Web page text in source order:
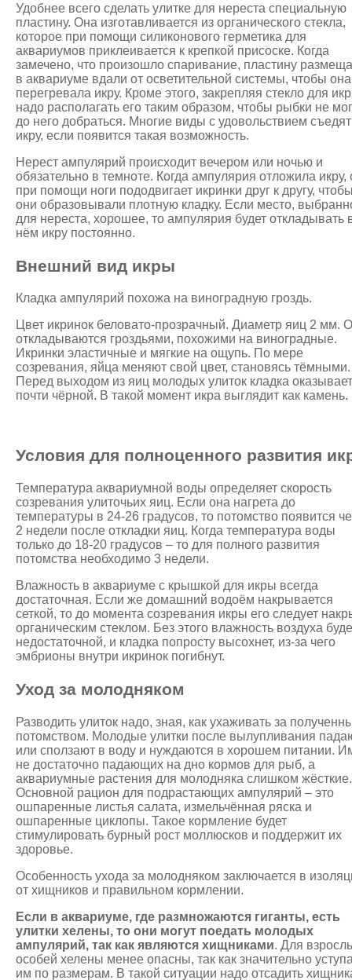
Удобнее всего сделать улитке для нереста специальную
пластину. Она изготавливается из органического стекла,
которое при помощи силиконового герметика для
аквариумов приклеивается к крепкой присоске. Когда
замечено, что произошло спаривание, пластину
в аквариуме вдали от осветительной системы, чтобы
перегревала икру. Кроме этого, закрепляя стекло для
надо располагать его таким образом, чтобы рыбки не
до него добраться. Многие виды с удовольствием съедят
икру, если появится такая возможность.
Нерест ампулярий происходит вечером или ночью и
обязательно в темноте. Когда ампулярия отложила икру,
при помощи ноги пододвигает икринки друг к другу,
они образовывали плотную кладку. Если место,
для нереста, хорошее, то ампулярия будет откладывать
нём икру постоянно.
Внешний вид икры
Кладка ампулярий похожа на виноградную гроздь.
Цвет икринок беловато-прозрачный. Диаметр яиц 2 мм.
откладываются гроздьями, похожими на виноградные.
Икринки эластичные и мягкие на ощупь. По мере
созревания, яйца меняют свой цвет, становясь тёмными.
Перед выходом из яиц молодых улиток кладка
почти чёрной. В такой момент икра выглядит как камень.
Условия для полноценного развития
Температура аквариумной воды определяет скорость
созревания улиточьих яиц. Если она нагрета до
температуры в 24-26 градусов, то потомство появится
2 недели после откладки яиц. Когда температура воды
только до 18-20 градусов – то для полного развития
потомства необходимо 3 недели.
Влажность в аквариуме с крышкой для икры всегда
достаточная. Если же домашний водоём накрывается
сеткой, то до момента созревания икры его следует
органическим стеклом. Без этого влажность воздуха
недостаточной, и кладка попросту высохнет, из-за чего
эмбрионы внутри икринок погибнут.
Уход за молодняком
Разводить улиток надо, зная, как ухаживать за
потомством. Молодые улитки после вылупливания
или сползают в воду и нуждаются в хорошем питании.
не достаточно падающих на дно кормов для рыб, а
аквариумные растения для молодняка слишком жёсткие.
Основной рацион для подрастающих ампулярий – это
ошпаренные листья салата, измельчённая ряска и
ошпаренные циклопы. Такое кормление будет
стимулировать бурный рост моллюсков и поддержит их
здоровье.
Особенность ухода за молодняком заключается в
от хищников и правильном кормлении.
Если в аквариуме, где размножаются гиганты, есть
улитки хелены, то они могут поедать молодых
ампулярий, так как являются хищниками. Для
особей хелены менее опасны, так как значительно
им по размерам. В такой ситуации надо отсадить